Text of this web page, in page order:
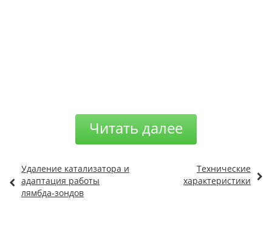
Читать далее
Удаление катализатора и
адаптация работы
лямбда-зондов
Технические
характеристики